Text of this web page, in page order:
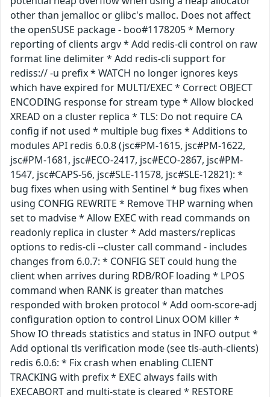
other than jemalloc or glibc's malloc. Does not affect
the openSUSE package - boo#1178205 * Memory
reporting of clients argv * Add redis-cli control on raw
format line delimiter * Add redis-cli support for
rediss:// -u prefix * WATCH no longer ignores keys
which have expired for MULTI/EXEC * Correct OBJECT
ENCODING response for stream type * Allow blocked
XREAD on a cluster replica * TLS: Do not require CA
config if not used * multiple bug fixes * Additions to
modules API redis 6.0.8 (jsc#PM-1615, jsc#PM-1622,
jsc#PM-1681, jsc#ECO-2417, jsc#ECO-2867, jsc#PM-
1547, jsc#CAPS-56, jsc#SLE-11578, jsc#SLE-12821): *
bug fixes when using with Sentinel * bug fixes when
using CONFIG REWRITE * Remove THP warning when
set to madvise * Allow EXEC with read commands on
readonly replica in cluster * Add masters/replicas
options to redis-cli --cluster call command - includes
changes from 6.0.7: * CONFIG SET could hung the
client when arrives during RDB/ROF loading * LPOS
command when RANK is greater than matches
responded with broken protocol * Add oom-score-adj
configuration option to control Linux OOM killer *
Show IO threads statistics and status in INFO output *
Add optional tls verification mode (see tls-auth-clients)
redis 6.0.6: * Fix crash when enabling CLIENT
TRACKING with prefix * EXEC always fails with
EXECABORT and multi-state is cleared * RESTORE